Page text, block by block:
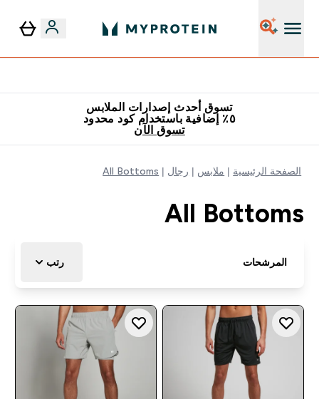
تسوق أحدث إصدارات الملابس
٥٪ إضافية باستخدام كود محدود
تسوق الآن
الصفحة الرئيسية ملابس رجال All Bottoms
All Bottoms
المرشحات رتب